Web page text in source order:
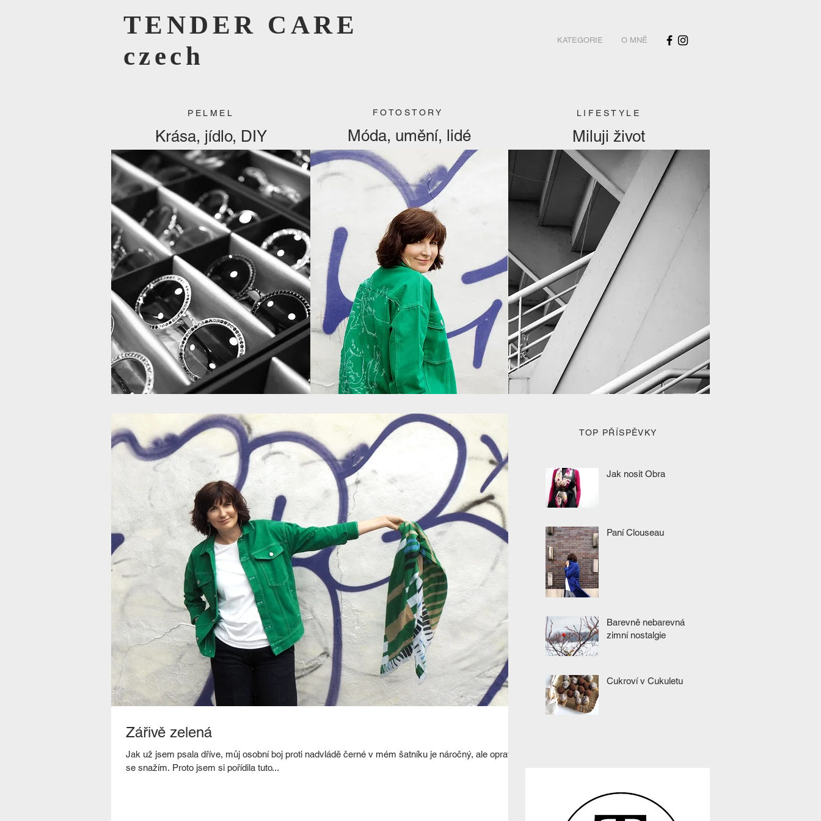
TENDER CARE
czech
KATEGORIE O MNĚ
FOTOSTORY
Móda, umění, lidé
PELMEL
Krása, jídlo, DIY
LIFESTYLE
Miluji život
Zářivě zelená
Jak už jsem psala dříve, můj osobní boj proti nadvládě černé v mém šatníku je náročný, ale opravdu
se snažím. Proto jsem si pořídila tuto...
TOP PŘÍSPĚVKY
Jak nosit Obra
Paní Clouseau
Barevně nebarevná
zimní nostalgie
Cukroví v Cukuletu